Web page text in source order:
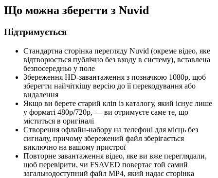
Що можна зберегти з Nuvid
Підтримується
Стандартна сторінка перегляду Nuvid (окреме відео, яке
відтворюється публічно без входу в систему), вставлена
безпосередньо у поле
Збереження HD-завантаження з позначкою 1080p, щоб
зберегти найчіткішу версію до її перекодування або
видалення
Якщо ви берете старий кліп із каталогу, який існує лише
у форматі 480p/720p, — ви отримуєте саме те, що
міститься в оригіналі
Створення офлайн-набору на телефоні для місць без
сигналу, причому збережений файл зберігається
виключно на вашому пристрої
Повторне завантаження відео, яке ви вже переглядали,
щоб перевірити, чи FSAVED повертає той самий
загальнодоступний файл MP4, який надає сторінка